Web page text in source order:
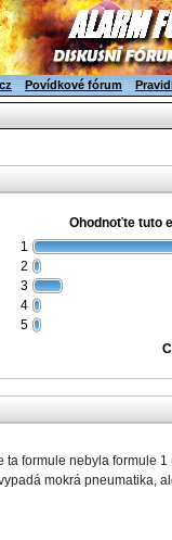
Povídkové fórum
Ohodnoťte tuto
1
2
3
4
5
ta formule nebyla formule
mokrá pneumatika,